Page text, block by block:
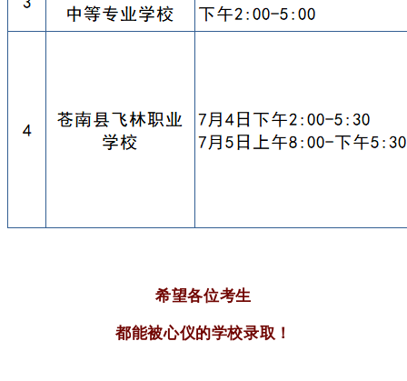
希望各位考生
都能被心仪的学校录取！